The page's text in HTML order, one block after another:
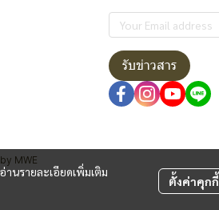
นรายละเอียดเพิ่มเติม
ตั้งค่าคุกกี้
รับข่าวสาร
MWE